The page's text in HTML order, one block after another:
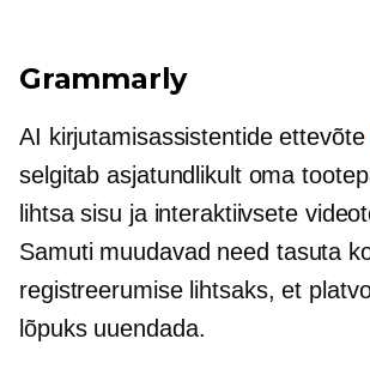
Grammarly
AI kirjutamisassistentide ettevõte
selgitab asjatundlikult oma
lihtsa sisu ja interaktiivsete
Samuti muudavad need tasuta
registreerumise lihtsaks, et
lõpuks uuendada.